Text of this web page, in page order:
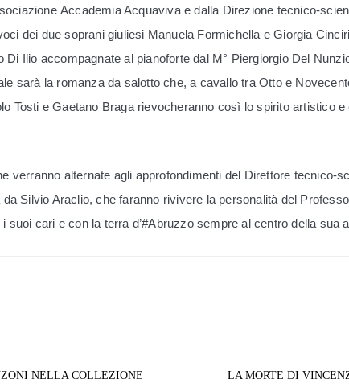
Accademia Acquaviva e dalla Direzione tecnico-
dei due soprani giuliesi Manuela Formichella e Giorgia
Di Ilio accompagnate al pianoforte dal M° Piergiorgio Del
sarà la romanza da salotto che, a cavallo tra Otto e
Tosti e Gaetano Braga rievocheranno così lo spirito artistico e
verranno alternate agli approfondimenti del Direttore tecnico-
Silvio Araclio, che faranno rivivere la personalità del
cari e con la terra d’#Abruzzo sempre al centro della sua
NELLA COLLEZIONE LA MORTE DI